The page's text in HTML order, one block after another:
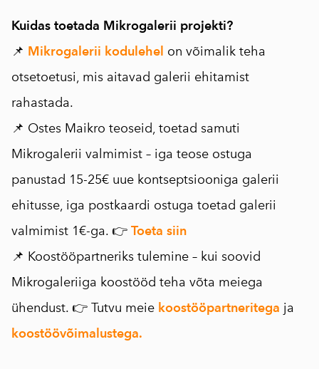
Kuidas toetada Mikrogalerii projekti?
📌 Mikrogalerii kodulehel on võimalik teha
otsetoetusi, mis aitavad galerii ehitamist
rahastada.
📌 Ostes Maikro teoseid, toetad samuti
Mikrogalerii valmimist – iga teose ostuga
panustad 15-25€ uue kontseptsiooniga galerii
ehitusse, iga postkaardi ostuga toetad galerii
valmimist 1€-ga. 👉 Toeta siin
📌 Koostööpartneriks tulemine – kui soovid
Mikrogaleriiga koostööd teha võta meiega
ühendust. 👉 Tutvu meie koostööpartneritega ja
koostöövõimalustega.